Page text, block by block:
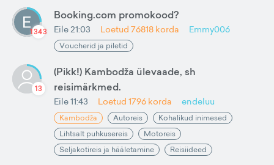
1343
Booking.com promokood?
Eile 21:03 Loetud 76818 korda Emmy006
Voucherid ja piletid
13
(Pikk!) Kambodža ülevaade, sh
reisimärkmed.
Eile 11:43 Loetud 1796 korda endeluu
Kambodža Autoreis
Kohalikud inimesed
Lihtsalt puhkusereis
Motoreis
Seljakotireis ja hääletamine
Reisiideed